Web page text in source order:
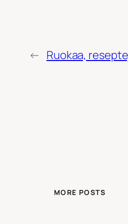
← Ruokaa,
MORE POSTS